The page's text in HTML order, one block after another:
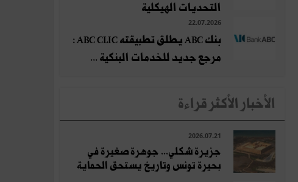
التحديات الهيكلية
22.07.2026
بنك ABC يطلق تطبيقته ABC CLIC :
مرجع جديد للخدمات البنكية ...
الأخبار الأكثر قراءة
2026.07.21
جزيرة شكلي... جوهرة صغيرة في
بحيرة تونس وتاريخ يستحق الحماية